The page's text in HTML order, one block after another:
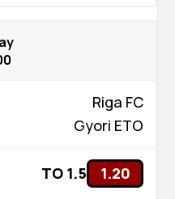
Riga FC
Gyori ETO
TO 1.5 1.20